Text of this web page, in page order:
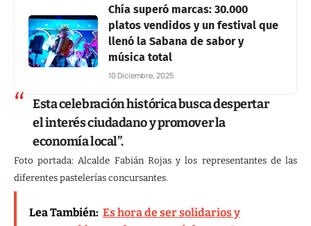
Chía superó marcas: 30.000
platos vendidos y un festival que
llenó la Sabana de sabor y
música total
10 Diciembre, 2025
Esta celebración histórica busca despertar
el interés ciudadano y promover la
economía local”.
Foto portada: Alcalde Fabián Rojas y los representantes de las
diferentes pastelerías concursantes.
Lea También: Es hora de ser solidarios y